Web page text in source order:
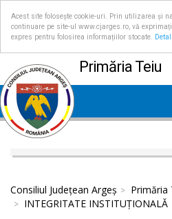
Acest site folosește cookie-uri. Prin utilizarea și
continuare pe site-ul www.cjarges.ro, vă exprimați
expres pentru folosirea informațiilor stocate.
Primăria Teiu
Consiliul Județean Argeș
Primăria
INTEGRITATE INSTITUȚIONALĂ